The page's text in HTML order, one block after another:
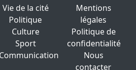
Vie de la cité
Politique
Culture
Sport
Communication
Mentions
légales
Politique de
confidentialité
Nous
contacter